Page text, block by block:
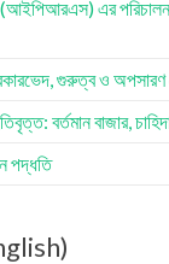
(আইপিআরএস) এর
গুরুত্ব ও
বর্তমান বাজার,
পদ্ধতি